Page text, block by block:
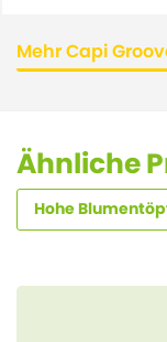
Mehr Capi
Ähnliche
Hohe